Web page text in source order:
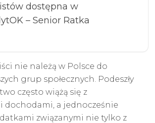
dostępna w
– Senior Ratka
nie należą w Polsce do
grup społecznych. Podeszły
często wiążą się z
dochodami, a jednocześnie
związanymi nie tylko z